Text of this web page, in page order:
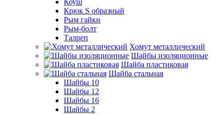
Коуш
Крюк S образный
Рым гайки
Рым-болт
Талреп
Хомут металлический
Шайбы изоляционные
Шайба пластиковая
Шайба стальная
Шайбы 10
Шайбы 12
Шайбы 16
Шайбы 2